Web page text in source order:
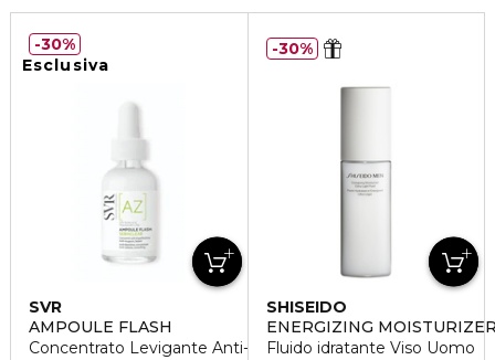
Esclusiva
SVR
AMPOULE FLASH
Concentrato Levigante Anti-Rossori Anti-Imperfezioni
30%
SHISEIDO
ENERGIZING
Fluido idratante Viso Uomo
30%